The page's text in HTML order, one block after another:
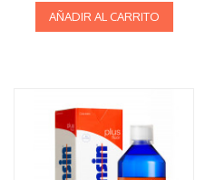
AÑADIR AL CARRITO